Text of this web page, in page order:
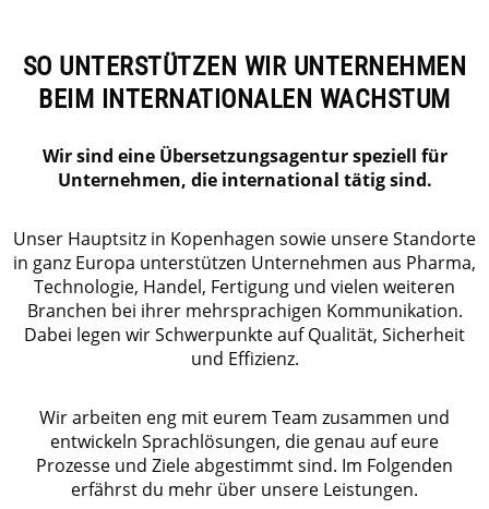
SO UNTERSTÜTZEN WIR UNTERNEHMEN
BEIM INTERNATIONALEN WACHSTUM
Wir sind eine Übersetzungsagentur speziell für
Unternehmen, die international tätig sind.
Unser Hauptsitz in Kopenhagen sowie unsere Standorte
in ganz Europa unterstützen Unternehmen aus Pharma,
Technologie, Handel, Fertigung und vielen weiteren
Branchen bei ihrer mehrsprachigen Kommunikation.
Dabei legen wir Schwerpunkte auf Qualität, Sicherheit
und Effizienz.
Wir arbeiten eng mit eurem Team zusammen und
entwickeln Sprachlösungen, die genau auf eure
Prozesse und Ziele abgestimmt sind. Im Folgenden
erfährst du mehr über unsere Leistungen.